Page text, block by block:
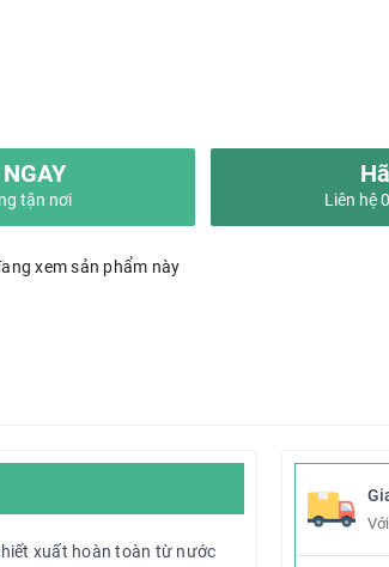
tận nơi Liên hệ
xem sản phẩm này
xuất hoàn toàn từ nước